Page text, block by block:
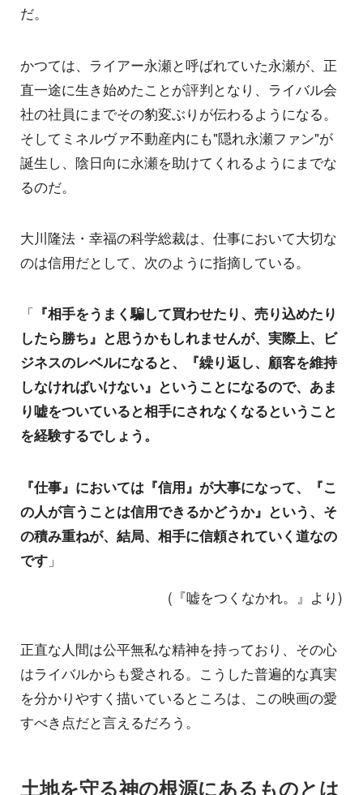
だ。
かつては、ライアー永瀬と呼ばれていた永瀬が、正
直一途に生き始めたことが評判となり、ライバル会
社の社員にまでその豹変ぶりが伝わるようになる。
そしてミネルヴァ不動産内にも"隠れ永瀬ファン"が
誕生し、陰日向に永瀬を助けてくれるようにまでな
るのだ。
大川隆法・幸福の科学総裁は、仕事において大切な
のは信用だとして、次のように指摘している。
「 『相手をうまく騙して買わせたり、売り込めたり
したら勝ち』と思うかもしれませんが、実際上、ビ
ジネスのレベルになると、『繰り返し、顧客を維持
しなければいけない』ということになるので、あま
り嘘をついていると相手にされなくなるということ
を経験するでしょう。
『仕事』においては『信用』が大事になって、『こ
の人が言うことは信用できるかどうか』という、そ
の積み重ねが、結局、相手に信頼されていく道なの
です 」
(『嘘をつくなかれ。』より)
正直な人間は公平無私な精神を持っており、その心
はライバルからも愛される。こうした普遍的な真実
を分かりやすく描いているところは、この映画の愛
すべき点だと言えるだろう。
土地を守る神の根源にあるものとは